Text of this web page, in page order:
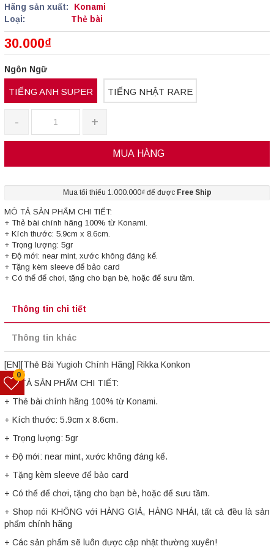
Hãng sản xuất:
Konami
Loại:
Thẻ bài
30.000₫
Ngôn Ngữ
TIẾNG ANH SUPER TIẾNG NHẬT RARE
- +
MUA HÀNG
Mua tối thiểu 1.000.000₫ để được Free Ship
MÔ TẢ SẢN PHẨM CHI TIẾT:
+ Thẻ bài chính hãng 100% từ Konami.
+ Kích thước: 5.9cm x 8.6cm.
+ Trọng lượng: 5gr
+ Độ mới: near mint, xước không đáng kể.
+ Tặng kèm sleeve để bảo card
+ Có thể để chơi, tặng cho bạn bè, hoặc để sưu tầm.
Thông tin chi tiết
Thông tin khác
[EN][Thẻ Bài Yugioh Chính Hãng] Rikka Konkon
MÔ TẢ SẢN PHẨM CHI TIẾT:
+ Thẻ bài chính hãng 100% từ Konami.
+ Kích thước: 5.9cm x 8.6cm.
+ Trọng lượng: 5gr
+ Độ mới: near mint, xước không đáng kể.
+ Tặng kèm sleeve để bảo card
+ Có thể để chơi, tặng cho bạn bè, hoặc để sưu tầm.
+ Shop nói KHÔNG với HÀNG GIẢ, HÀNG NHÁI, tất cả đều là sản
phẩm chính hãng
+ Các sản phẩm sẽ luôn được cập nhật thường xuyên!
0